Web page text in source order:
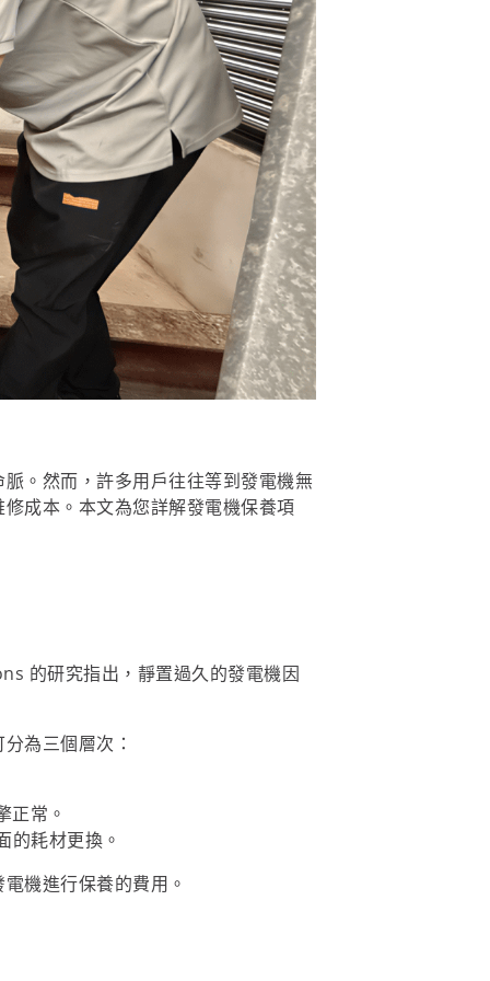
。然而，許多用戶往往等到發電機無
成本。本文為您詳解發電機保養項
的研究指出，靜置過久的發電機因
為三個層次：
正常。
耗材更換。
機進行保養的費用。